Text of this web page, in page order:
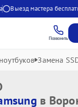
Выезд мастера бесплатно
Позвонить
Замена
в